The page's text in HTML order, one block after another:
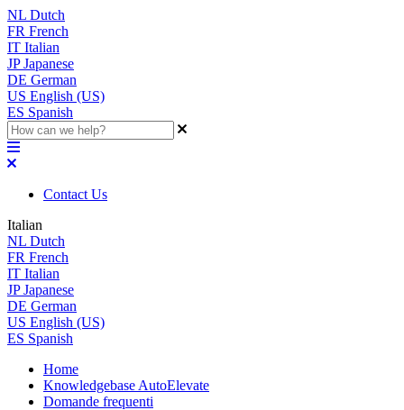
NL Dutch
FR French
IT Italian
JP Japanese
DE German
US English (US)
ES Spanish
Contact Us
Italian
NL Dutch
FR French
IT Italian
JP Japanese
DE German
US English (US)
ES Spanish
Home
Knowledgebase AutoElevate
Domande frequenti